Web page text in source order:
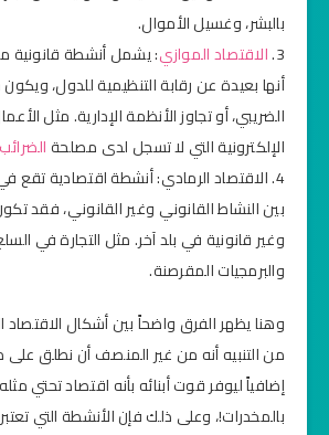
بالبشر، وغسيل الأموال.
3. الاقتصاد الموازي: يشمل أنشطة قانونية
أنها بعيدة عن رقابة التنظيمية للدول،
الضريبي، أو تجاوز الأنظمة الإدارية. مثل
الإلكترونية التي لا تسجل لدى مصلحةالضرائب
4. الاقتصاد الرمادي: أنشطة اقتصادية تقع
بين النشاط القانوني وغير القانوني، فقد
وغير قانونية في بلد آخر. مثل التجارة في
والبرمجيات المقرصنة.
وهنا يظهر الفرق واضحاً بين أشكال الاقتصاد
من التنبيه أنه من غير المنصف أن نطلق
إضافياً ليوفر قوت أبنائه بأنه اقتصاد تحتي
بالمخدرات!، وعلى ذلك فإن الأنشطة التي